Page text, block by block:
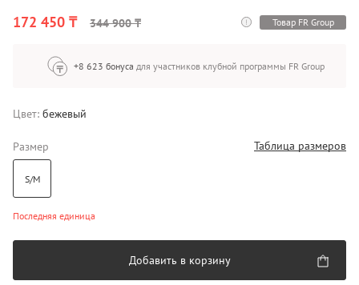
172 450 ₸
344 900 ₸ Товар FR Group
+8 623 бонуса для участников клубной программы FR Group
Цвет: бежевый
Размер Таблица размеров
S/M
Последняя единица
Добавить в корзину